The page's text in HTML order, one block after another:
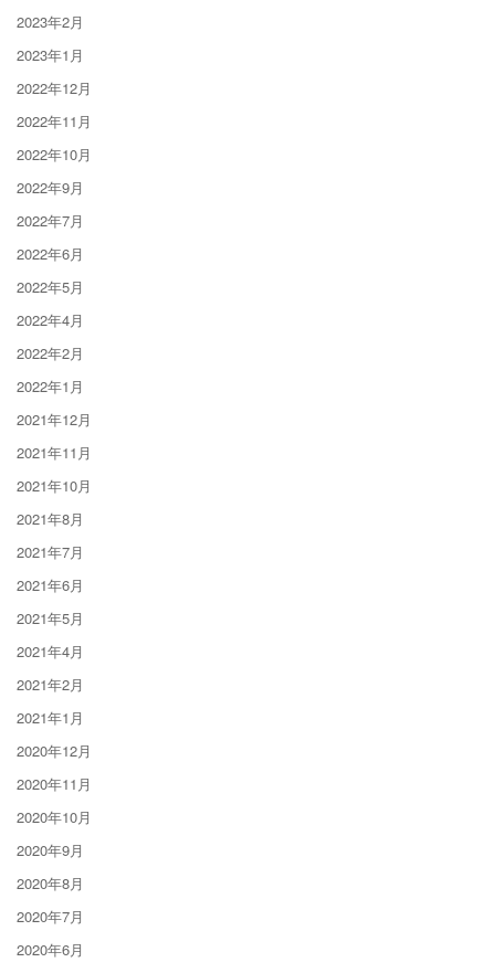
2023年2月
2023年1月
2022年12月
2022年11月
2022年10月
2022年9月
2022年7月
2022年6月
2022年5月
2022年4月
2022年2月
2022年1月
2021年12月
2021年11月
2021年10月
2021年8月
2021年7月
2021年6月
2021年5月
2021年4月
2021年2月
2021年1月
2020年12月
2020年11月
2020年10月
2020年9月
2020年8月
2020年7月
2020年6月